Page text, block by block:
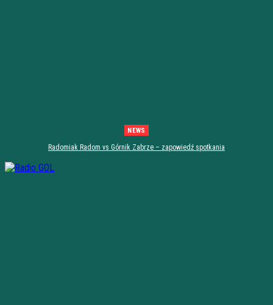
NEWS
Radomiak Radom vs Górnik Zabrze – zapowiedź spotkania